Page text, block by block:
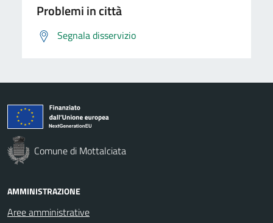
Problemi in città
Segnala disservizio
Comune di Mottalciata
AMMINISTRAZIONE
Aree amministrative